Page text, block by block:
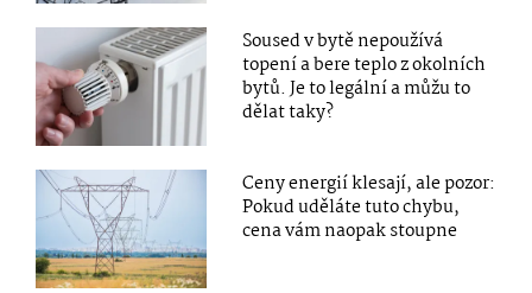
Soused v bytě nepoužívá
topení a bere teplo z okolních
bytů. Je to legální a můžu to
dělat taky?
Ceny energií klesají, ale pozor:
Pokud uděláte tuto chybu,
cena vám naopak stoupne